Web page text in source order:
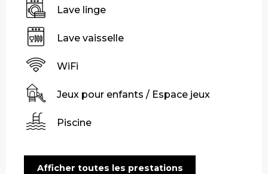
Lave linge
Lave vaisselle
WiFi
Jeux pour enfants / Espace jeux
Piscine
Afficher toutes les prestations